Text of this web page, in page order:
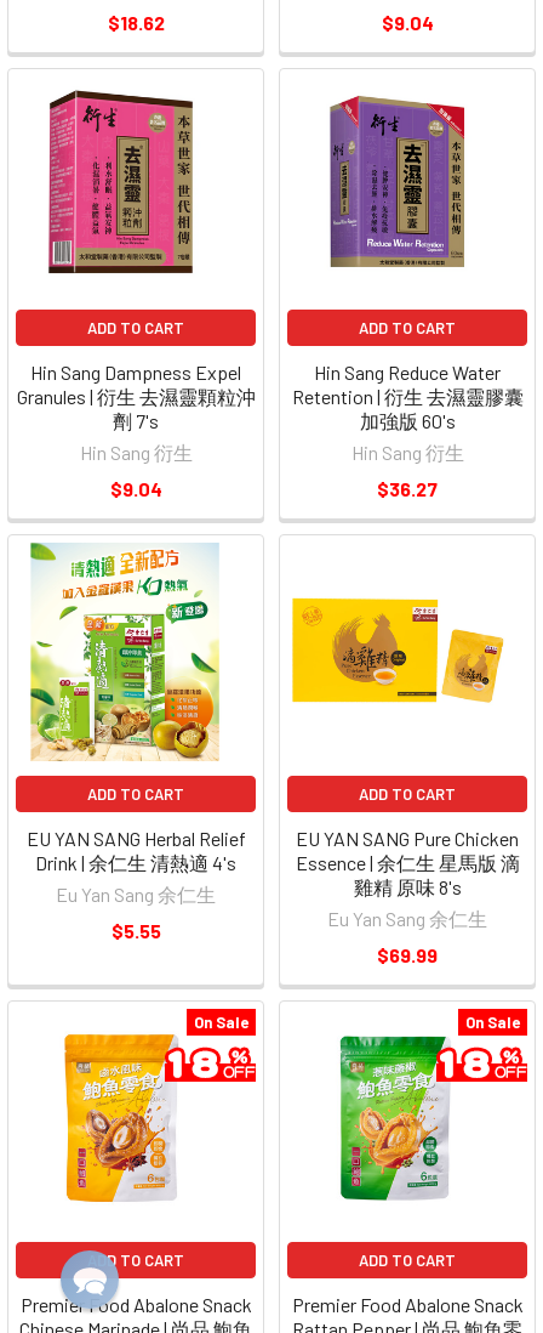
$18.62
$9.04
ADD TO CART
Hin Sang Dampness Expel
Granules | 衍生 去濕靈顆粒沖
劑 7's
Hin Sang 衍生
$9.04
ADD TO CART
Hin Sang Reduce Water
Retention | 衍生 去濕靈膠囊
加強版 60's
Hin Sang 衍生
$36.27
ADD TO CART
EU YAN SANG Herbal Relief
Drink | 余仁生 清熱適 4's
Eu Yan Sang 余仁生
$5.55
ADD TO CART
EU YAN SANG Pure Chicken
Essence | 余仁生 星馬版 滴
雞精 原味 8's
Eu Yan Sang 余仁生
$69.99
On Sale
ADD TO CART
Premier Food Abalone Snack
On Sale
ADD TO CART
Premier Food Abalone Snack